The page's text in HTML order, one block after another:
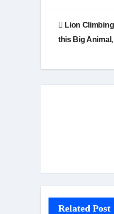
Post
Lion
this Big
Related Post